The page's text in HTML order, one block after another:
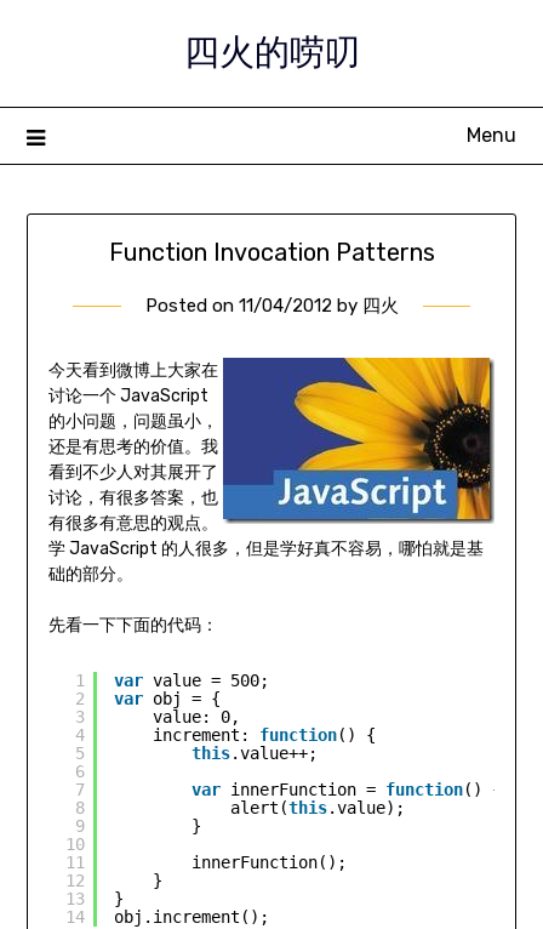
四火的唠叨
Menu
Function Invocation Patterns
Posted on 11/04/2012 by 四火
今天看到微博上大家在
讨论一个 JavaScript
的小问题，问题虽小，
还是有思考的价值。我
看到不少人对其展开了
讨论，有很多答案，也
有很多有意思的观点。
学 JavaScript 的人很多，但是学好真不容易，哪怕就是基
础的部分。
先看一下下面的代码：
1
2
3
4
5
6
7
8
9
10
11
12
13
14
var value = 500;
var obj = {
value: 0,
increment: function() {
this.value++;
var innerFunction = function() {
alert(this.value);
}
innerFunction();
}
}
obj.increment();